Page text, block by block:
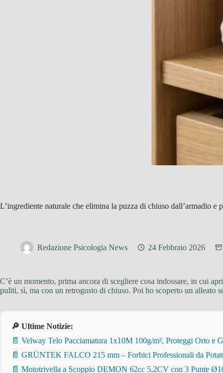
L’ingrediente naturale che elimina la puzza di chiuso dall’armadio e
Redazione Psicologia News 24 Febbraio 2026
C’è un momento, prima ancora di scegliere cosa indossare, in cui
puliti, sì, ma con un retrogusto di chiuso. Poi ho scoperto un alleato
🔎 Ultime Notizie:
📄 Velway Telo Pacciamatura 1x10M 100g/m², Proteggi Orto
📄 GRÜNTEK FALCO 215 mm – Forbici Professionali da
📄 Mototrivella a Scoppio DEMON 62cc 5,2CV con 3 Punte